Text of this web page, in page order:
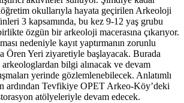
okullarıyla hayata geçirilen Arkeoloji
3 kapsamında, bu kez 9-12 yaş grubu
özgün bir arkeoloji macerasına çıkarıyor.
nedeniyle kayıt yaptırmanın zorunlu
Ören Yeri ziyaretiyle başlayacak. Burada
bilgi alınacak ve devam
yerinde gözlemlenebilecek. Anlatımlı
ardından Tevfikiye OPET Arkeo-Köy’deki
atölyeleriyle devam edecek.